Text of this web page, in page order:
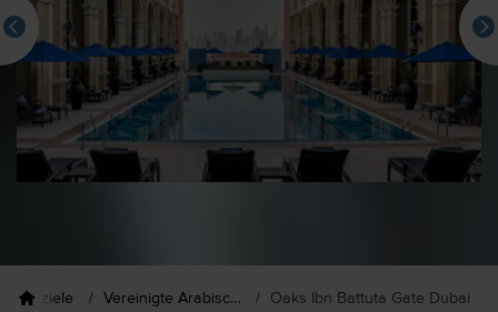
Reiseziele Vereinigte Arabische Emirate Oaks Ibn Battuta Gate Dubai